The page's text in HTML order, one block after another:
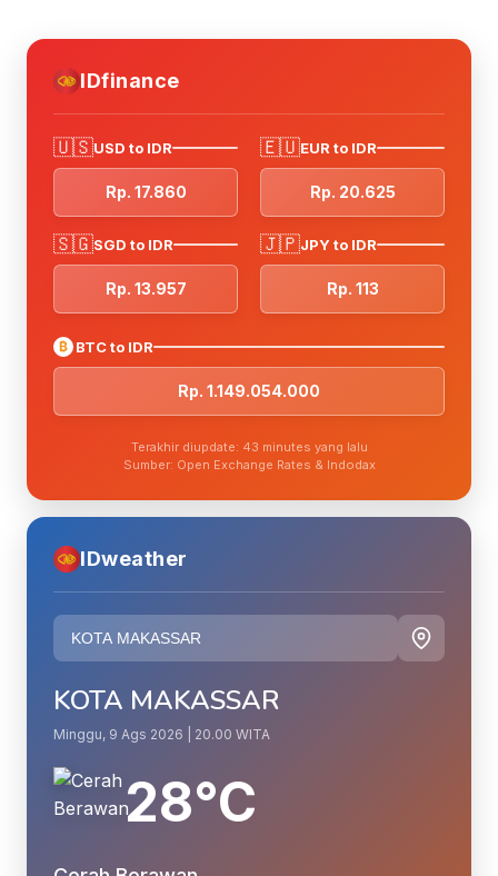
IDfinance
🇺🇸USD to IDR
Rp. 17.860
🇪🇺EUR to IDR
Rp. 20.625
🇸🇬SGD to IDR
Rp. 13.957
🇯🇵JPY to IDR
Rp. 113
₿ BTC to IDR
Rp. 1.149.054.000
Terakhir diupdate: 43 minutes yang lalu
Sumber: Open Exchange Rates & Indodax
IDweather
KOTA MAKASSAR
Minggu, 9 Ags 2026 | 20.00 WITA
28°C